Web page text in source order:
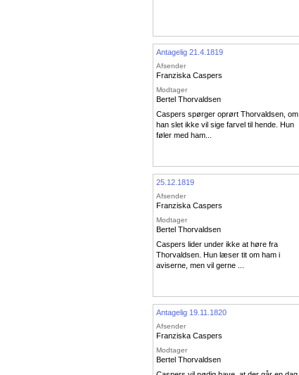
Antagelig 21.4.1819
Afsender
Franziska Caspers
Modtager
Bertel Thorvaldsen
Caspers spørger oprørt Thorvaldsen, om
han slet ikke vil sige farvel til hende. Hun
føler med ham...
25.12.1819
Afsender
Franziska Caspers
Modtager
Bertel Thorvaldsen
Caspers lider under ikke at høre fra
Thorvaldsen. Hun læser tit om ham i
aviserne, men vil gerne ...
Antagelig 19.11.1820
Afsender
Franziska Caspers
Modtager
Bertel Thorvaldsen